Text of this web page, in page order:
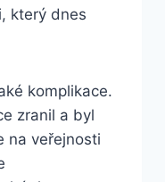
který dnes
komplikace.
zranil a byl
na veřejnosti